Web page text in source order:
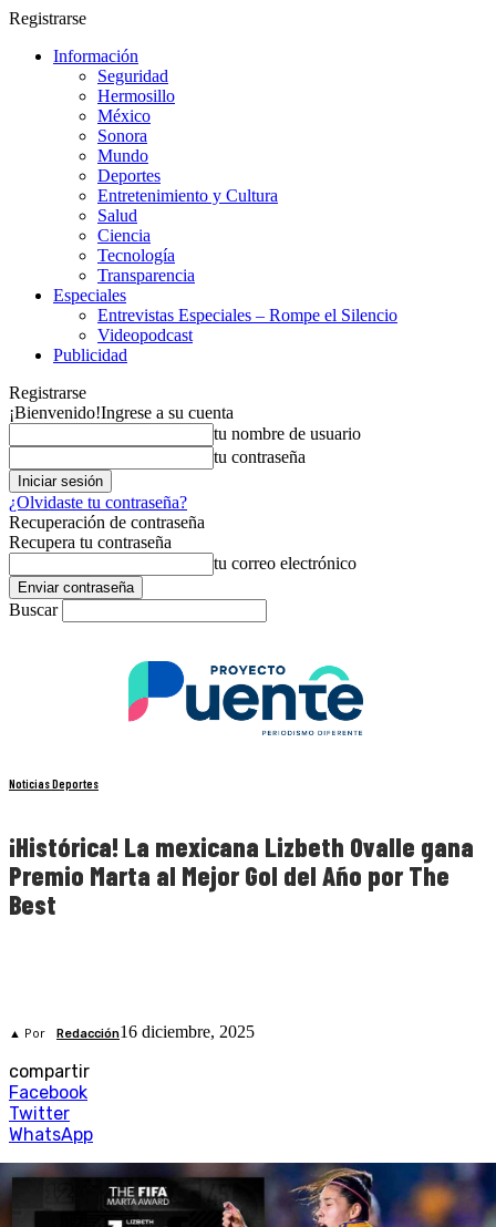
Registrarse
Información
Seguridad
Hermosillo
México
Sonora
Mundo
Deportes
Entretenimiento y Cultura
Salud
Ciencia
Tecnología
Transparencia
Especiales
Entrevistas Especiales – Rompe el Silencio
Videopodcast
Publicidad
Registrarse
¡Bienvenido!Ingrese a su cuenta
tu nombre de usuario
tu contraseña
¿Olvidaste tu contraseña?
Recuperación de contraseña
Recupera tu contraseña
tu correo electrónico
Buscar
Noticias Deportes
¡Histórica! La mexicana Lizbeth Ovalle gana
Premio Marta al Mejor Gol del Año por The
Best
▲ Por Redacción16 diciembre, 2025
compartir
Facebook
Twitter
WhatsApp